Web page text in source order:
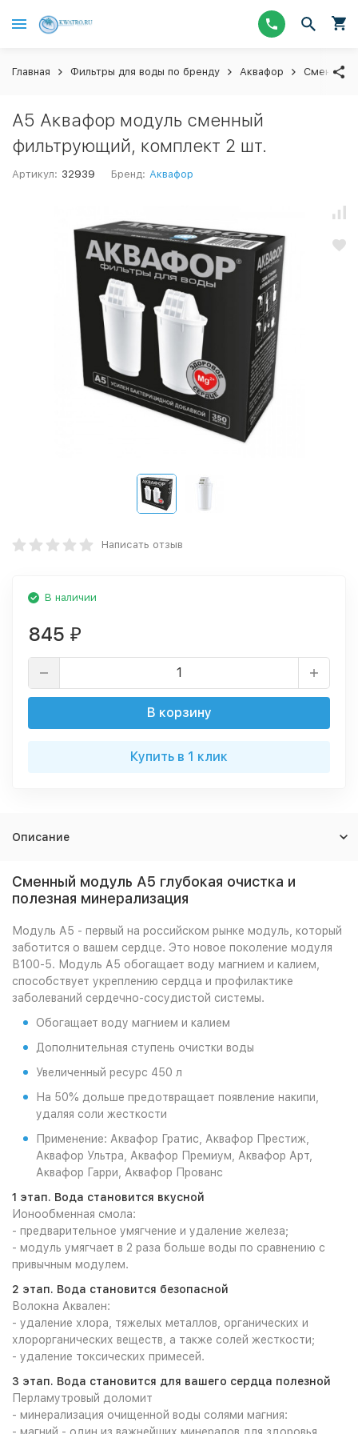
Главная Фильтры для воды по бренду Аквафор Сменные
А5 Аквафор модуль сменный
фильтрующий, комплект 2 шт.
Артикул: 32939 Бренд: Аквафор
Написать отзыв
В наличии
845 ₽
В корзину
Купить в 1 клик
Описание
Сменный модуль А5 глубокая очистка и
полезная минерализация
Модуль А5 - первый на российском рынке модуль, который
заботится о вашем сердце. Это новое поколение модуля
В100-5. Модуль А5 обогащает воду магнием и калием,
способствует укреплению сердца и профилактике
заболеваний сердечно-сосудистой системы.
Обогащает воду магнием и калием
Дополнительная ступень очистки воды
Увеличенный ресурс 450 л
На 50% дольше предотвращает появление накипи,
удаляя соли жесткости
Применение: Аквафор Гратис, Аквафор Престиж,
Аквафор Ультра, Аквафор Премиум, Аквафор Арт,
Аквафор Гарри, Аквафор Прованс
1 этап. Вода становится вкусной
Ионообменная смола:
- предварительное умягчение и удаление железа;
- модуль умягчает в 2 раза больше воды по сравнению с
привычным модулем.
2 этап. Вода становится безопасной
Волокна Аквален:
- удаление хлора, тяжелых металлов, органических и
хлорорганических веществ, а также солей жесткости;
- удаление токсических примесей.
3 этап. Вода становится для вашего сердца полезной
Перламутровый доломит
- минерализация очищенной воды солями магния: